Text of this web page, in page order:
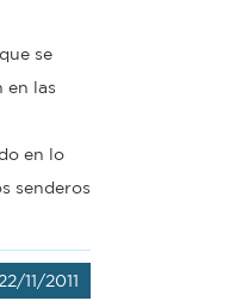
se
en las
en lo
senderos
22/11/2011